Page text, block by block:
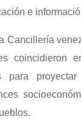
e
Cancillería
coincidieron
para